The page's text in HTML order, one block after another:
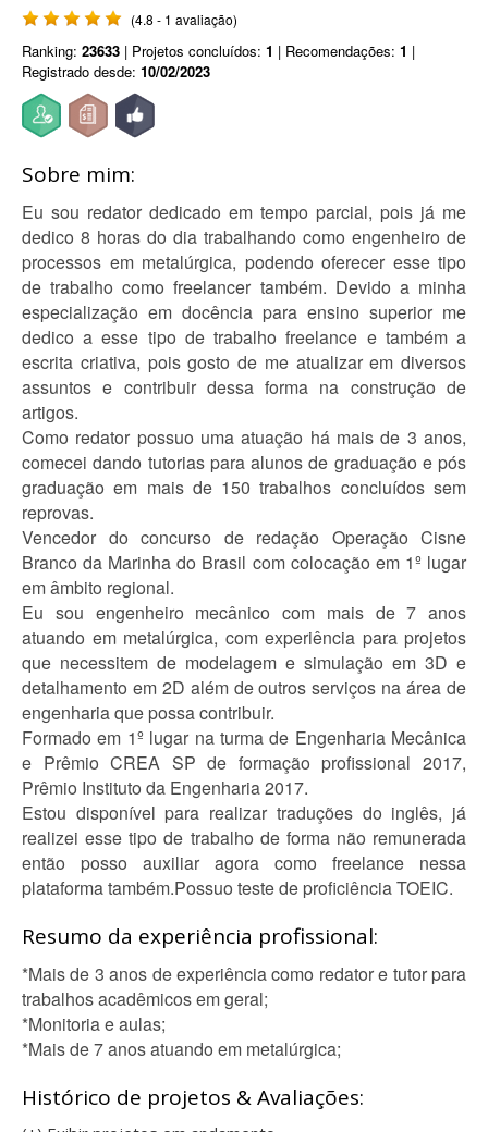
(4.8 - 1 avaliação)
Ranking: 23633 | Projetos concluídos: 1 | Recomendações: 1 |
Registrado desde: 10/02/2023
Sobre mim:
Eu sou redator dedicado em tempo parcial, pois já me
dedico 8 horas do dia trabalhando como engenheiro de
processos em metalúrgica, podendo oferecer esse tipo
de trabalho como freelancer também. Devido a minha
especialização em docência para ensino superior me
dedico a esse tipo de trabalho freelance e também a
escrita criativa, pois gosto de me atualizar em diversos
assuntos e contribuir dessa forma na construção de
artigos.
Como redator possuo uma atuação há mais de 3 anos,
comecei dando tutorias para alunos de graduação e pós
graduação em mais de 150 trabalhos concluídos sem
reprovas.
Vencedor do concurso de redação Operação Cisne
Branco da Marinha do Brasil com colocação em 1º lugar
em âmbito regional.
Eu sou engenheiro mecânico com mais de 7 anos
atuando em metalúrgica, com experiência para projetos
que necessitem de modelagem e simulação em 3D e
detalhamento em 2D além de outros serviços na área de
engenharia que possa contribuir.
Formado em 1º lugar na turma de Engenharia Mecânica
e Prêmio CREA SP de formação profissional 2017,
Prêmio Instituto da Engenharia 2017.
Estou disponível para realizar traduções do inglês, já
realizei esse tipo de trabalho de forma não remunerada
então posso auxiliar agora como freelance nessa
plataforma também.Possuo teste de proficiência TOEIC.
Resumo da experiência profissional:
*Mais de 3 anos de experiência como redator e tutor para
trabalhos acadêmicos em geral;
*Monitoria e aulas;
*Mais de 7 anos atuando em metalúrgica;
Histórico de projetos & Avaliações: